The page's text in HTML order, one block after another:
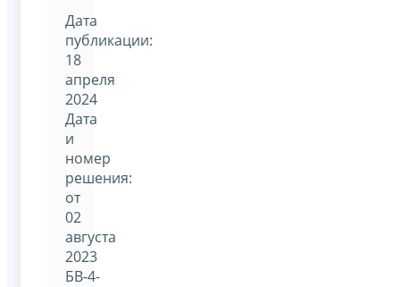
Дата
публикации:
18
апреля
2024
Дата
и
номер
решения:
от
02
августа
2023
БВ-4-